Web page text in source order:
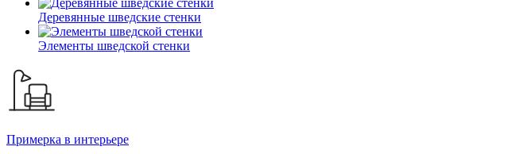
Деревянные шведские стенки
Элементы шведской стенки
Примерка в интерьере